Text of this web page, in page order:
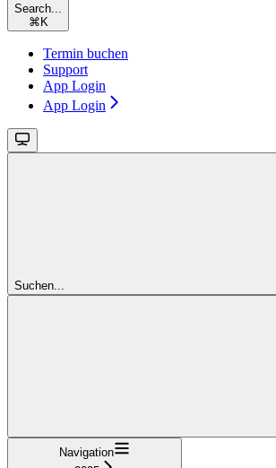
Search...
⌘ K
Termin buchen
Support
App Login
App Login
Suchen...
Navigation